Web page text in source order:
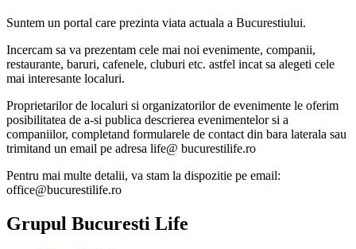
Suntem un portal care prezinta viata actuala a Bucurestiului.
Incercam sa va prezentam cele mai noi evenimente, companii,
restaurante, baruri, cafenele, cluburi etc. astfel incat sa alegeti cele
mai interesante localuri.
Proprietarilor de localuri si organizatorilor de evenimente le oferim
posibilitatea de a-si publica descrierea evenimentelor si a
companiilor, completand formularele de contact din bara laterala sau
trimitand un email pe adresa life@ bucurestilife.ro
Pentru mai multe detalii, va stam la dispozitie pe email:
office@bucurestilife.ro
Grupul Bucuresti Life